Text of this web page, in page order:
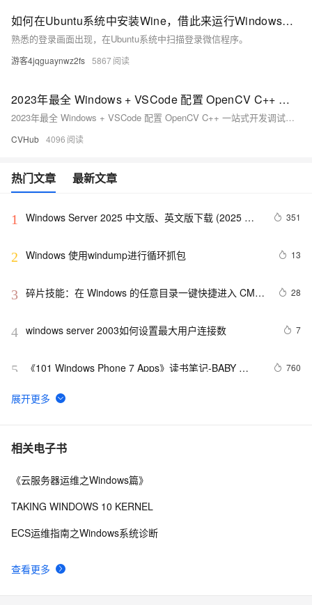
如何在Ubuntu系统中安装Wine，借此来运行Windows程序
熟悉的登录画面出现，在Ubuntu系统中扫描登录微信程序。
游客4jqguaynwz2fs 5867
2023年最全 Windows + VSCode 配置 OpenCV C++ 一站式开发调试环境教程
2023年最全 Windows + VSCode 配置 OpenCV C++ 一站式开发调试环境教程
CVHub 4096
热门文章 最新文章
1
Windows Server 2025 中文版、英文版下载 (2025 年
351
2 Windows 使用windump进行循环抓包 13
3 碎片技能：在 Windows 的任意目录一键快捷进入 CMD
28
4 windows server 2003如何设置最大用户连接数 7
5
《101 Windows Phone 7 Apps》读书笔记-BABY
760
6 新版Maps for Windows 10可更轻松驾驭复杂路径
7 音视频windows安装ffmpeg6.0并使用vs调试源码笔记
8 Web性能优化工具WebPageTest（三）——本地部署
Contract
PASSWORDS & SECRETS
相关电子书
查看更多
《云服务器运维之Windows篇》
TAKING WINDOWS 10 KERNEL
ECS运维指南之Windows系统诊断